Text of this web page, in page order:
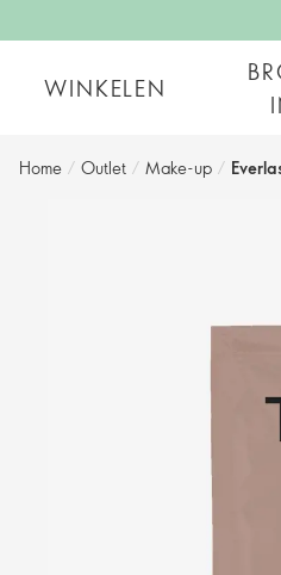
WINKELEN
Home / Outlet / Make-up /